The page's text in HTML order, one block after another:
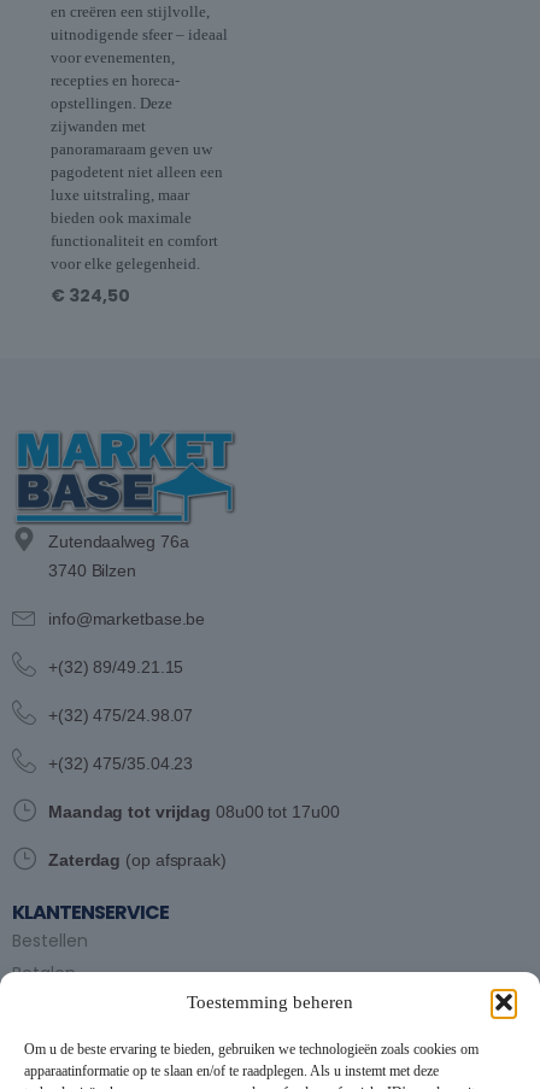
Toestemming beheren
Om u de beste ervaring te bieden, gebruiken we technologieën zoals cookies om
apparaatinformatie op te slaan en/of te raadplegen. Als u instemt met deze
en creëren een stijlvolle,
uitnodigende sfeer – ideaal
voor evenementen,
recepties en horeca-
opstellingen. Deze
zijwanden met
panoramaraam geven uw
pagodetent niet alleen een
luxe uitstraling, maar
bieden ook maximale
functionaliteit en comfort
voor elke gelegenheid.
€ 324,50
Zutendaalweg 76a
3740 Bilzen
info@marketbase.be
+(32) 89/49.21.15
+(32) 475/24.98.07
+(32) 475/35.04.23
Maandag tot vrijdag 08u00 tot 17u00
Zaterdag (op afspraak)
KLANTENSERVICE
Bestellen
Betalen
Partytent huren
Handleiding partytenten